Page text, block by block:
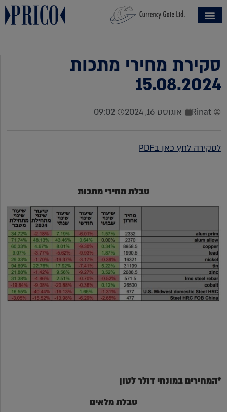
סקירת מחירי מתכות
15.08.2024
Rinat אוגוסט 16, 2024 09:02
לסקירה לחץ כאן בPDF
טבלת מחירי מתכות
*המחירים במונחי דולר לטון
טבלת מלאים